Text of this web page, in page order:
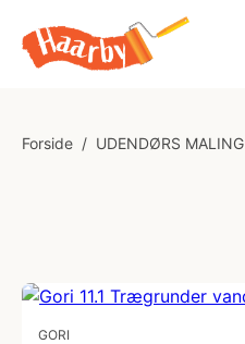
Forside / UDENDØRS MALING
GORI